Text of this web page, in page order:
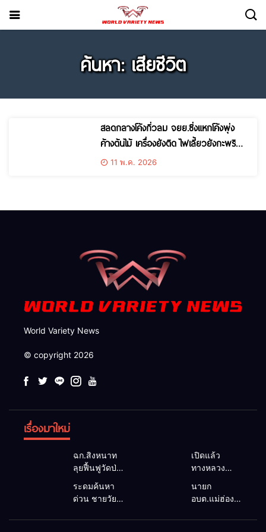
ค้นหา: เสียชีวิต
สลดกลางโค้งกิ่วลม จยย.ซิ่งแหกโค้งพุ่ง
ค้างต้นไม้ เครื่องยังติด ไฟเลี้ยวยังกะพริบ
ร่างคนขับกระเด็นดับคาที่
11 พ.ค. 2026
World Variety News
© copyright 2026
เรื่องมาใหม่
ฉก.สิงหนาท
ลุยฟื้นฟูวัดป่า
ถ้ำวัว ระดม
กำลังเคลียร์
ใต้สะพาน
ซ่อมคอ
เปิดแล้ว
ทางหลวง
ตามปกติ หลัง
คอสะพานแม่
สุยะขาดจาก
ระดมค้นหา
ด่วน ชายวัย
ปริศนาริมลำ
นายก
อบต.แม่ฮ่องสอน
แก้วิกฤตแม่น้ำ